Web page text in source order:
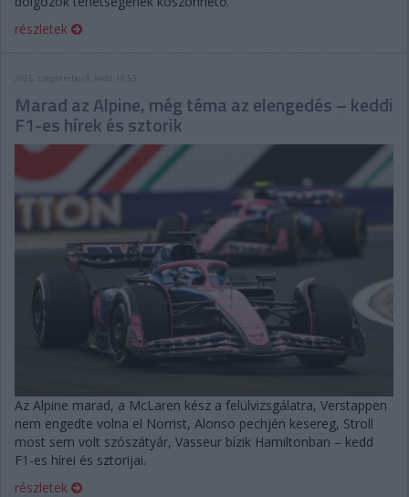
részletek
2025. szeptember 9. kedd, 19:53
Marad az Alpine, még téma az elengedés – keddi
F1-es hírek és sztorik
Az Alpine marad, a McLaren kész a felülvizsgálatra, Verstappen
nem engedte volna el Norrist, Alonso pechjén kesereg, Stroll
most sem volt szószátyár, Vasseur bízik Hamiltonban – kedd
F1-es hírei és sztorijai.
részletek